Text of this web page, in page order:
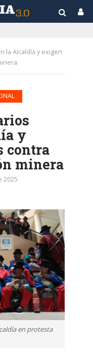
la Alcaldía y exigen
y
contra
minera
2025
en protesta